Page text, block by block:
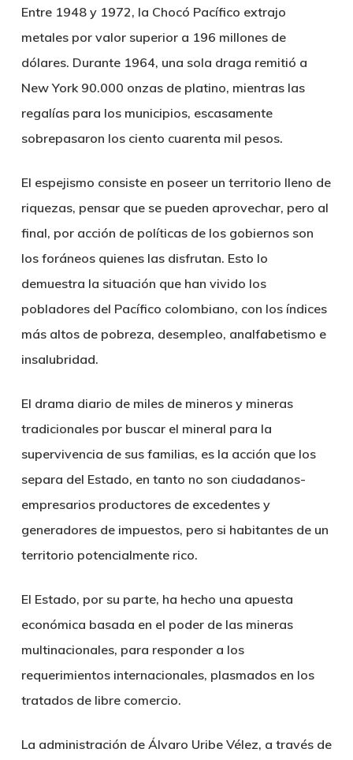
Entre 1948 y 1972, la Chocó Pacífico extrajo
metales por valor superior a 196 millones de
dólares. Durante 1964, una sola draga remitió a
New York 90.000 onzas de platino, mientras las
regalías para los municipios, escasamente
sobrepasaron los ciento cuarenta mil pesos.
El espejismo consiste en poseer un territorio lleno de
riquezas, pensar que se pueden aprovechar, pero al
final, por acción de políticas de los gobiernos son
los foráneos quienes las disfrutan. Esto lo
demuestra la situación que han vivido los
pobladores del Pacífico colombiano, con los índices
más altos de pobreza, desempleo, analfabetismo e
insalubridad.
El drama diario de miles de mineros y mineras
tradicionales por buscar el mineral para la
supervivencia de sus familias, es la acción que los
separa del Estado, en tanto no son ciudadanos-
empresarios productores de excedentes y
generadores de impuestos, pero si habitantes de un
territorio potencialmente rico.
El Estado, por su parte, ha hecho una apuesta
económica basada en el poder de las mineras
multinacionales, para responder a los
requerimientos internacionales, plasmados en los
tratados de libre comercio.
La administración de Álvaro Uribe Vélez, a través de